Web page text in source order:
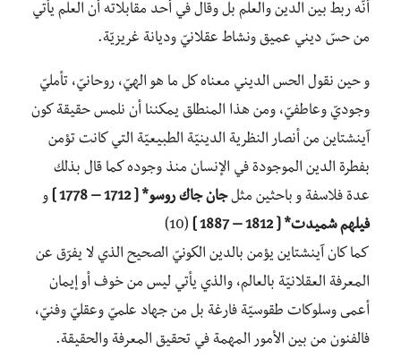
أنّه ربط بين الدين والعلم بل وقال في أحد مقابلاته أن العلم يأتي
من حسّ ديني عميق ونشاط عقلانيّ وديانة غريزيّة.
و حين نقول الحس الديني معناه كل ما هو الهيّ، روحانيّ، تأمليّ
وجوديّ وعاطفيّ، ومن هذا المنطلق يمكننا أن نلمس حقيقة كون
آينشتاين من أنصار النظرية الدينيّة الطبيعيّة التي كانت تؤمن
بفطرة الدين الموجودة في الإنسان منذ وجوده كما قال بذلك
عدة فلاسفة و باحثين مثلجان جاك روسو* [ 1712 – 1778 ]
و
فيلهم شميدت* [ 1812 – 1887 ]
(10)
كما كان آينشتاين يؤمن بالدين الكونيّ الصحيح الذي لا يفرّق عن
المعرفة العقلانيّة بالعالم، والذي يأتي ليس من خوف أو إيمان
أعمى وسلوكات طقوسيّة فارغة بل من جهاد علميّ وعقليّ وفنيّ،
فالفنون من بين الأمور المهمة في تحقيق المعرفة والحقيقة.